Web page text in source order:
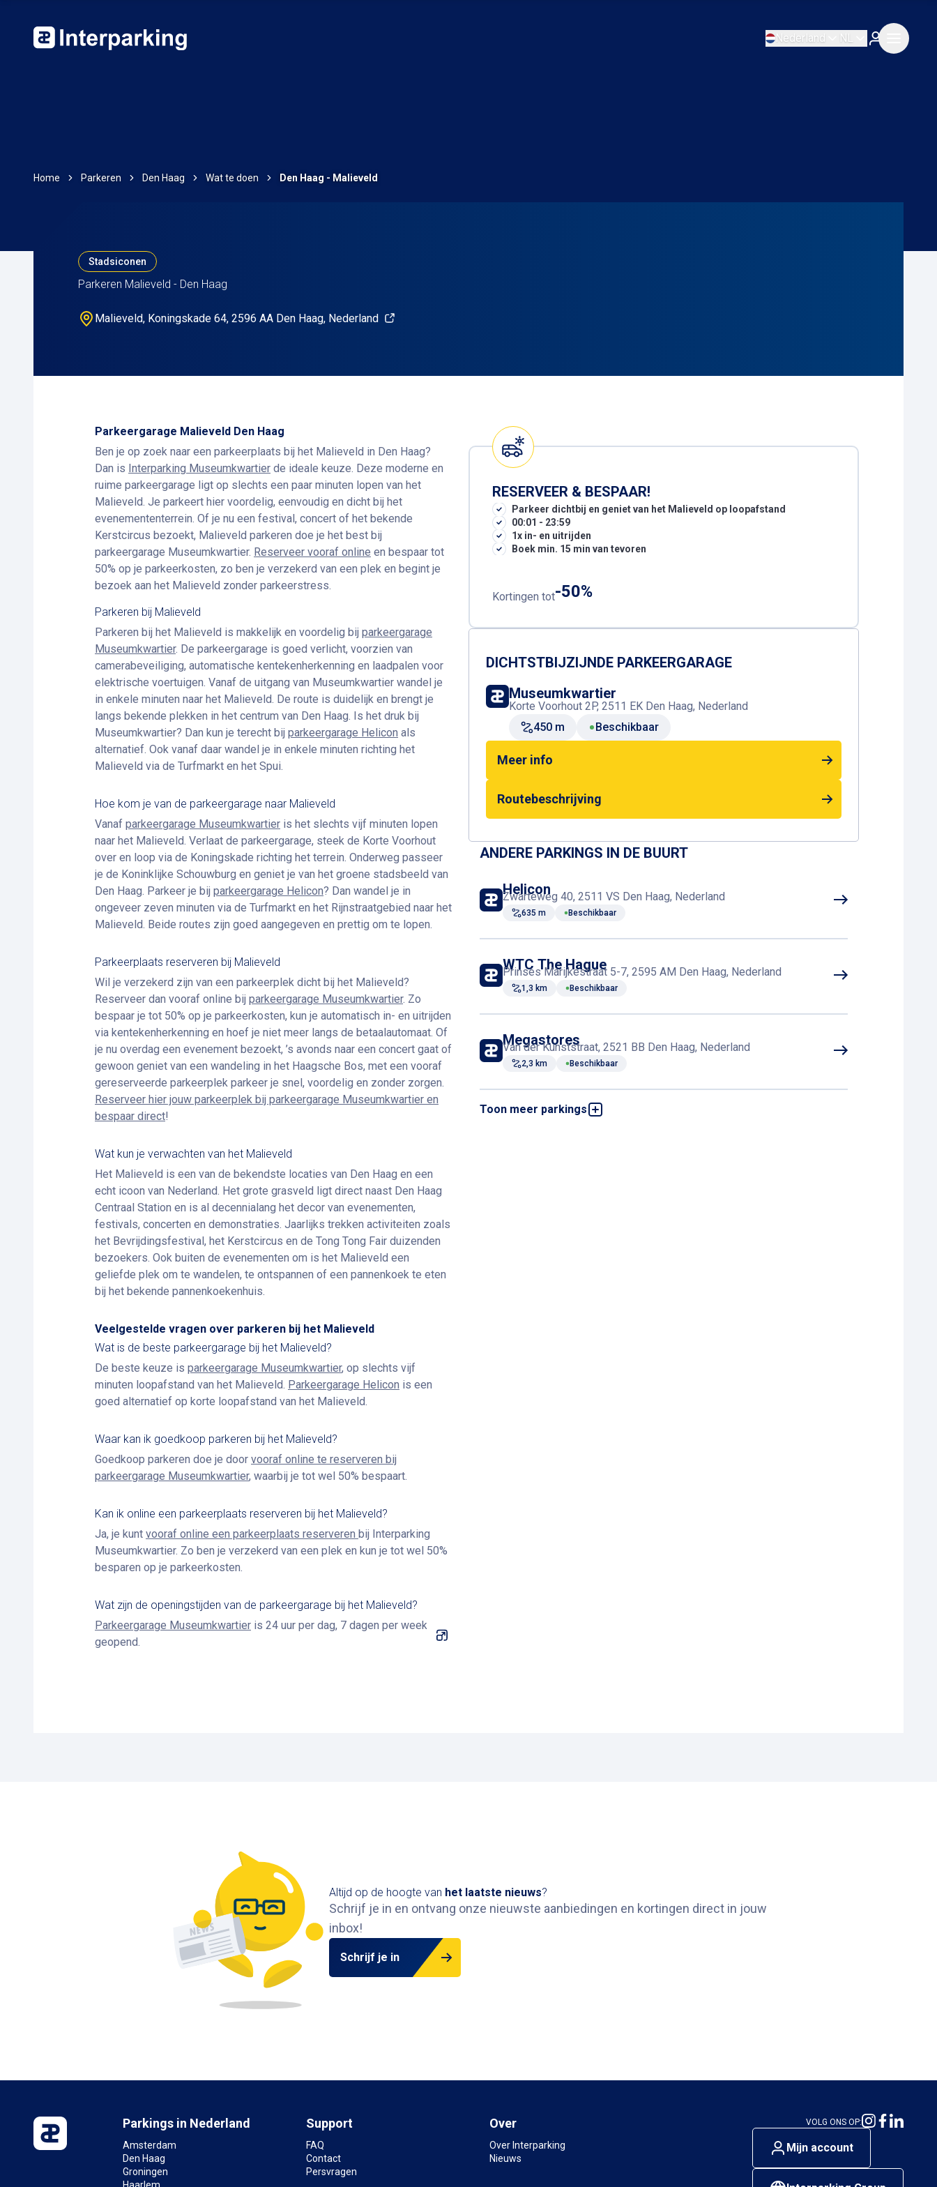
Nederland NL
Home Parkeren Den Haag Wat te doen Den Haag - Malieveld
Stadsiconen
Parkeren Malieveld - Den Haag
Malieveld, Koningskade 64, 2596 AA Den Haag, Nederland
Parkeergarage Malieveld Den Haag
Ben je op zoek naar een parkeerplaats bij het Malieveld in Den Haag?
Dan is Interparking Museumkwartier de ideale keuze. Deze moderne en
ruime parkeergarage ligt op slechts een paar minuten lopen van het
Malieveld. Je parkeert hier voordelig, eenvoudig en dicht bij het
evenemententerrein. Of je nu een festival, concert of het bekende
Kerstcircus bezoekt, Malieveld parkeren doe je het best bij
parkeergarage Museumkwartier. Reserveer vooraf online en bespaar tot
50% op je parkeerkosten, zo ben je verzekerd van een plek en begint je
bezoek aan het Malieveld zonder parkeerstress.
Parkeren bij Malieveld
Parkeren bij het Malieveld is makkelijk en voordelig bij parkeergarage
Museumkwartier. De parkeergarage is goed verlicht, voorzien van
camerabeveiliging, automatische kentekenherkenning en laadpalen voor
elektrische voertuigen. Vanaf de uitgang van Museumkwartier wandel je
in enkele minuten naar het Malieveld. De route is duidelijk en brengt je
langs bekende plekken in het centrum van Den Haag. Is het druk bij
Museumkwartier? Dan kun je terecht bij parkeergarage Helicon als
alternatief. Ook vanaf daar wandel je in enkele minuten richting het
Malieveld via de Turfmarkt en het Spui.
Hoe kom je van de parkeergarage naar Malieveld
Vanaf parkeergarage Museumkwartier is het slechts vijf minuten lopen
naar het Malieveld. Verlaat de parkeergarage, steek de Korte Voorhout
over en loop via de Koningskade richting het terrein. Onderweg passeer
je de Koninklijke Schouwburg en geniet je van het groene stadsbeeld van
Den Haag. Parkeer je bij parkeergarage Helicon? Dan wandel je in
ongeveer zeven minuten via de Turfmarkt en het Rijnstraatgebied naar het
Malieveld. Beide routes zijn goed aangegeven en prettig om te lopen.
Parkeerplaats reserveren bij Malieveld
Wil je verzekerd zijn van een parkeerplek dicht bij het Malieveld?
Reserveer dan vooraf online bij parkeergarage Museumkwartier. Zo
bespaar je tot 50% op je parkeerkosten, kun je automatisch in- en uitrijden
via kentekenherkenning en hoef je niet meer langs de betaalautomaat. Of
je nu overdag een evenement bezoekt, ’s avonds naar een concert gaat of
gewoon geniet van een wandeling in het Haagsche Bos, met een vooraf
gereserveerde parkeerplek parkeer je snel, voordelig en zonder zorgen.
Reserveer hier jouw parkeerplek bij parkeergarage Museumkwartier en
bespaar direct!
Wat kun je verwachten van het Malieveld
Het Malieveld is een van de bekendste locaties van Den Haag en een
echt icoon van Nederland. Het grote grasveld ligt direct naast Den Haag
Centraal Station en is al decennialang het decor van evenementen,
festivals, concerten en demonstraties. Jaarlijks trekken activiteiten zoals
het Bevrijdingsfestival, het Kerstcircus en de Tong Tong Fair duizenden
bezoekers. Ook buiten de evenementen om is het Malieveld een
geliefde plek om te wandelen, te ontspannen of een pannenkoek te eten
bij het bekende pannenkoekenhuis.
Veelgestelde vragen over parkeren bij het Malieveld
Wat is de beste parkeergarage bij het Malieveld?
De beste keuze is parkeergarage Museumkwartier, op slechts vijf
minuten loopafstand van het Malieveld. Parkeergarage Helicon is een
goed alternatief op korte loopafstand van het Malieveld.
Waar kan ik goedkoop parkeren bij het Malieveld?
Goedkoop parkeren doe je door vooraf online te reserveren bij
parkeergarage Museumkwartier, waarbij je tot wel 50% bespaart.
Kan ik online een parkeerplaats reserveren bij het Malieveld?
Ja, je kunt vooraf online een parkeerplaats reserveren bij Interparking
Museumkwartier. Zo ben je verzekerd van een plek en kun je tot wel 50%
besparen op je parkeerkosten.
Wat zijn de openingstijden van de parkeergarage bij het Malieveld?
Parkeergarage Museumkwartier is 24 uur per dag, 7 dagen per week
geopend.
RESERVEER & BESPAAR!
Parkeer dichtbij en geniet van het Malieveld op loopafstand
00:01 - 23:59
1x in- en uitrijden
Boek min. 15 min van tevoren
Kortingen tot-50%
DICHTSTBIJZIJNDE PARKEERGARAGE
Museumkwartier
Korte Voorhout 2P, 2511 EK Den Haag, Nederland
450 m
Beschikbaar
Meer info
Routebeschrijving
ANDERE PARKINGS IN DE BUURT
Helicon
Zwarteweg 40, 2511 VS Den Haag, Nederland
635 m Beschikbaar
WTC The Hague
Prinses Marijkestraat 5-7, 2595 AM Den Haag, Nederland
1,3 km Beschikbaar
Megastores
Van der Kunststraat, 2521 BB Den Haag, Nederland
2,3 km Beschikbaar
Toon meer parkings
Boulevard - Scheveningen
Altijd op de hoogte van het laatste nieuws?
Schrijf je in en ontvang onze nieuwste aanbiedingen en kortingen direct in jouw
inbox!
Schrijf je in
Parkings in Nederland
Amsterdam
Den Haag
Groningen
Support
FAQ
Contact
Persvragen
Over
Over Interparking
Nieuws
VOLG ONS OP:
Mijn account